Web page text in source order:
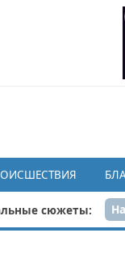
сюжеты: